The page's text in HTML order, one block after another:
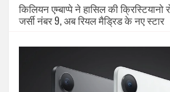
किलियन एम्बाप्पे ने हासिल की क्रिस्टियानो
जर्सी नंबर 9, अब रियल मैड्रिड के नए स्टार